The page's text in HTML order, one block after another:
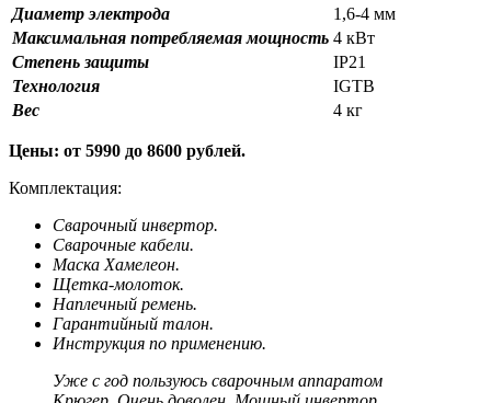
Диаметр электрода
1,6-4 мм
Максимальная потребляемая мощность 4 кВт
Степень защиты
IP21
Технология
IGTB
Вес
4 кг
Цены: от 5990 до 8600 рублей.
Комплектация:
Сварочный инвертор.
Сварочные кабели.
Маска Хамелеон.
Щетка-молоток.
Наплечный ремень.
Гарантийный талон.
Инструкция по применению.
Уже с год пользуюсь сварочным аппаратом